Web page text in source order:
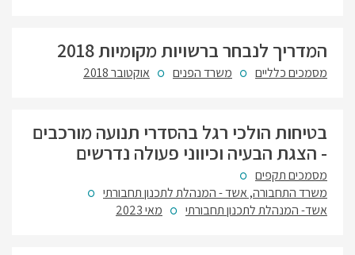
המדריך לנבחר ברשויות מקומיות 2018
מסמכים כלליים משרד הפנים אוקטובר 2018
בטיחות הולכי רגל בהסדרי תנועה מורכבים
- הצגת הבעיה וכיווני פעולה נדרשים
מסמכים תקפים
משרד התחבורה, אשד - המנהלת לתכנון תחבורתי
אשד- המנהלת לתכנון תחבורתי
מאי 2023